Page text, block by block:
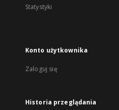
Statystyki
Konto użytkownika
Zaloguj się
Historia przeglądania